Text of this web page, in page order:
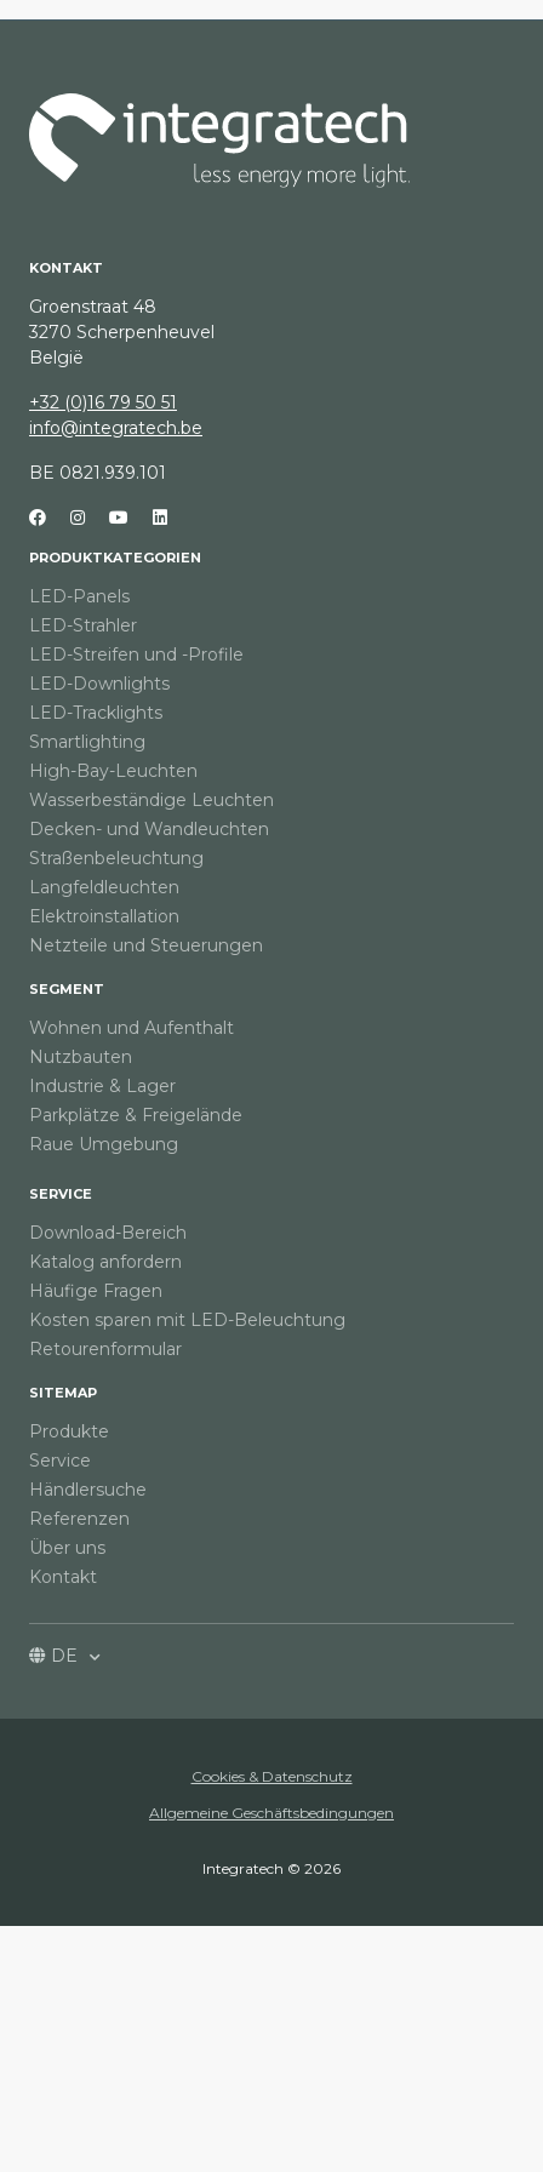
Performance High power
Performance High Temperature
Performance 12m - 24v
Performance 12m - COB 24v
Performance 20m - 48v
RGBW Performance/Advanced
RGBTW Performance/Advanced
Monocolor Tunable White Performance/Advanced
RGB Monocolor Advanced Red/Green/Blue
Digital
RGB Digital Performance
Große Längen
LED strips performance long 12m - 24V
LED strips performance long 50m - 48V
Netzteile
Dimmbar
Buiten
Nicht dimmbar
Binnen
Buiten
LED-Profile
Einbau
Aufbau
Steuerung
Kabelgebunden
Nicht kabelgebunden
KONTAKT
Groenstraat 48
3270 Scherpenheuvel
België
+32 (0)16 79 50 51
info@integratech.be
BE 0821.939.101
PRODUKTKATEGORIEN
LED-Panels
LED-Strahler
LED-Streifen und -Profile
LED-Downlights
LED-Tracklights
Smartlighting
High-Bay-Leuchten
Wasserbeständige Leuchten
Decken- und Wandleuchten
Straßenbeleuchtung
Langfeldleuchten
Elektroinstallation
Netzteile und Steuerungen
SEGMENT
Wohnen und Aufenthalt
Nutzbauten
Industrie & Lager
Parkplätze & Freigelände
Raue Umgebung
SERVICE
Download-Bereich
Katalog anfordern
Häufige Fragen
Kosten sparen mit LED-Beleuchtung
Retourenformular
SITEMAP
Produkte
Service
Händlersuche
Referenzen
Über uns
Kontakt
DE
Cookies & Datenschutz
Allgemeine Geschäftsbedingungen
Integratech © 2026